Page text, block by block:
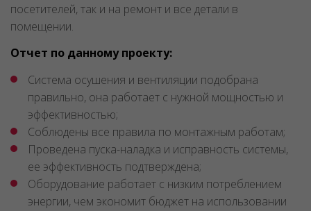
посетителей, так и на ремонт и все детали в
помещении.
Отчет по данному проекту:
Система осушения и вентиляции подобрана
правильно, она работает с нужной мощностью и
эффективностью;
Соблюдены все правила по монтажным работам;
Проведена пуска-наладка и исправность системы,
ее эффективность подтверждена;
Оборудование работает с низким потреблением
энергии, чем экономит бюджет на использовании